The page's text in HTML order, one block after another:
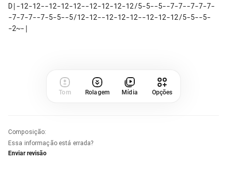
D|-12-12--12-12-12--12-12-12-12/5-5--5--7-7--7-7-7-
-7-7-7--7-5-5--5/12-12--12-12-12--12-12-12/5-5--5-
-2~-|
Tom Rolagem Mídia Opções
Composição:
Essa informação está errada?
Enviar revisão